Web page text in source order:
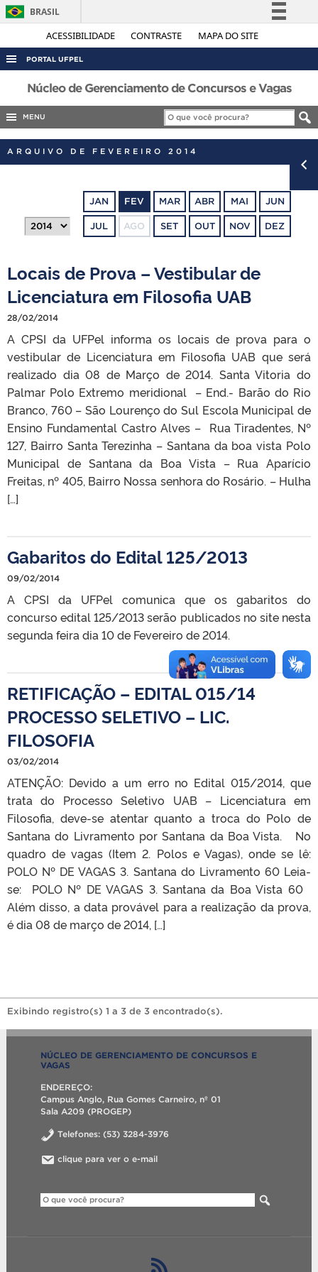
ACESSIBILIDADE CONTRASTE MAPA DO SITE
BRASIL
Simplifique!
Legislação
Canais
PORTAL UFPEL
ACESSO À INFORMAÇÃO
AUDITORIA
CONCURSOS
OUVIDORIA
TELEFONES
Núcleo de Gerenciamento de Concursos e Vagas
MENU
ARQUIVO DE FEVEREIRO 2014
JAN FEV MAR ABR MAI JUN
JUL AGO SET OUT NOV DEZ
Locais de Prova – Vestibular de
Licenciatura em Filosofia UAB
28/02/2014
A CPSI da UFPel informa os locais de prova para o
vestibular de Licenciatura em Filosofia UAB que será
realizado dia 08 de Março de 2014. Santa Vitoria do
Palmar Polo Extremo meridional – End.- Barão do Rio
Branco, 760 – São Lourenço do Sul Escola Municipal de
Ensino Fundamental Castro Alves – Rua Tiradentes, Nº
127, Bairro Santa Terezinha – Santana da boa vista Polo
Municipal de Santana da Boa Vista – Rua Aparício
Freitas, nº 405, Bairro Nossa senhora do Rosário. – Hulha
[…]
Gabaritos do Edital 125/2013
09/02/2014
A CPSI da UFPel comunica que os gabaritos do
concurso edital 125/2013 serão publicados no site nesta
segunda feira dia 10 de Fevereiro de 2014.
RETIFICAÇÃO – EDITAL 015/14
PROCESSO SELETIVO – LIC.
FILOSOFIA
03/02/2014
ATENÇÃO: Devido a um erro no Edital 015/2014, que
trata do Processo Seletivo UAB – Licenciatura em
Filosofia, deve-se atentar quanto a troca do Polo de
Santana do Livramento por Santana da Boa Vista. No
quadro de vagas (Item 2. Polos e Vagas), onde se lê:
POLO Nº DE VAGAS 3. Santana do Livramento 60 Leia-
se: POLO Nº DE VAGAS 3. Santana da Boa Vista 60
Além disso, a data provável para a realização da prova,
é dia 08 de março de 2014, […]
Exibindo registro(s) 1 a 3 de 3 encontrado(s).
NÚCLEO DE GERENCIAMENTO DE CONCURSOS E
VAGAS
ENDEREÇO:
Campus Anglo, Rua Gomes Carneiro, nº 01
Sala A209 (PROGEP)
Telefones: (53) 3284-3976
clique para ver o e-mail